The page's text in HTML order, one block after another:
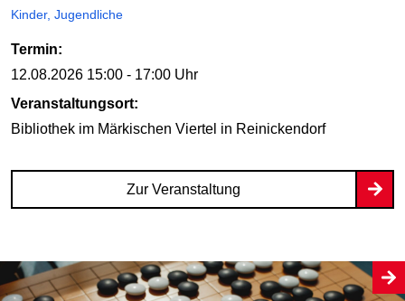
Kinder, Jugendliche
Termin:
12.08.2026 15:00 - 17:00 Uhr
Veranstaltungsort:
Bibliothek im Märkischen Viertel in Reinickendorf
Zur Veranstaltung